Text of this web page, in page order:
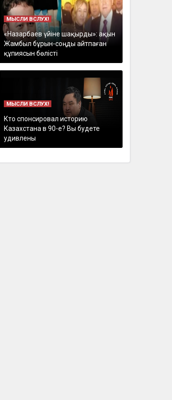
МЫСЛИ ВСЛУХ!
«Назарбаев үйіне шақырды»: ақын
Жамбыл бұрын-соңды айтпаған
құпиясын бөлісті
МЫСЛИ ВСЛУХ!
Кто спонсировал историю
Казахстана в 90-е? Вы будете
удивлены